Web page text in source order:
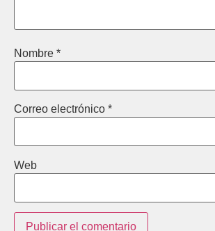
Nombre *
Correo electrónico *
Web